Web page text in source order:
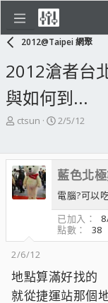
2012@Taipei 網聚
2012滄者台
與如何到...
主
起
人
ctsun
開
期
2/5/12
藍色北
電腦?可以
已加入
點數
38
2/6/12
地點算滿好找的
就從捷運站那個